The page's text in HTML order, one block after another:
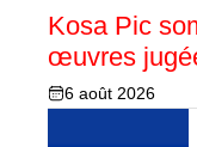
Kosa Pic
œuvres
6 août 2026